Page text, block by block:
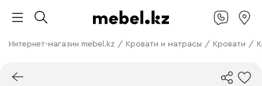
Интернет-магазин mebel.kz / Кровати и матрасы / Кровати /